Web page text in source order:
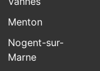
Menton
Nogent-sur-
Marne